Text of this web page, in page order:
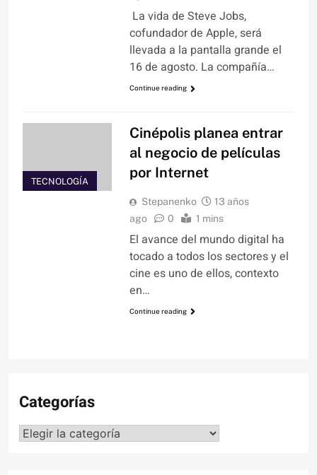
La vida de Steve Jobs,
cofundador de Apple, será
llevada a la pantalla grande el
16 de agosto. La compañía…
Continue reading
TECNOLOGÍA
Cinépolis planea entrar
al negocio de películas
por Internet
Stepanenko
13 años
ago
0 1 mins
El avance del mundo digital ha
tocado a todos los sectores y el
cine es uno de ellos, contexto
en…
Continue reading
Categorías
Categorías